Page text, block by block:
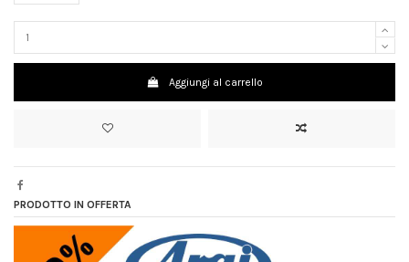
Aggiungi al carrello
PRODOTTO IN OFFERTA